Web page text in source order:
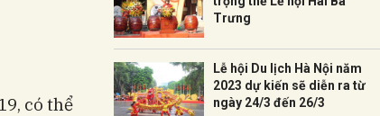
có thể
Trưng
Lễ hội Du lịch Hà Nội năm
2023 dự kiến sẽ diễn ra từ
ngày 24/3 đến 26/3